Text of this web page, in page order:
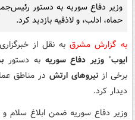
وزیر دفاع سوریه به دستور
حماه، ادلب، و لاذقیه بازدید کرد.
به گزارش مشرق به نقل از
ایوب" وزیر دفاع سوریه به دستور
برخی از نیروهای ارتش در مناطق
دیدار کرد.
وزیر دفاع سوریه ضمن ابلاغ سلام